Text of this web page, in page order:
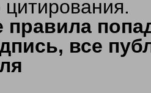
цитирования.
правила
все